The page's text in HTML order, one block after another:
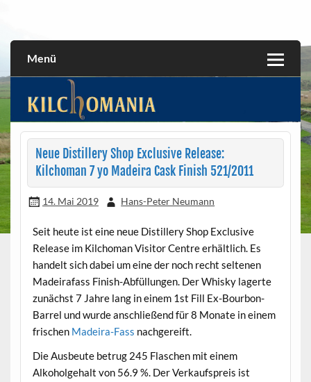
Menü
Neue Distillery Shop Exclusive Release:
Kilchoman 7 yo Madeira Cask Finish 521/2011
14. Mai 2019 Hans-Peter Neumann
Seit heute ist eine neue Distillery Shop Exclusive
Release im Kilchoman Visitor Centre erhältlich. Es
handelt sich dabei um eine der noch recht seltenen
Madeirafass Finish-Abfüllungen. Der Whisky lagerte
zunächst 7 Jahre lang in einem 1st Fill Ex-Bourbon-
Barrel und wurde anschließend für 8 Monate in einem
frischen Madeira-Fass nachgereift.
Die Ausbeute betrug 245 Flaschen mit einem
Alkoholgehalt von 56.9 %. Der Verkaufspreis ist